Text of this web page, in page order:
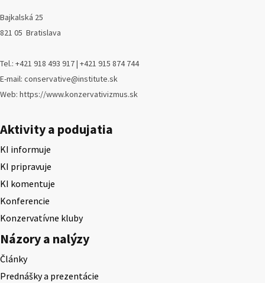
Bajkalská 25
821 05 Bratislava
Tel.: +421 918 493 917 | +421 915 874 744
E-mail: conservative@institute.sk
Web: https://www.konzervativizmus.sk
Aktivity a podujatia
KI informuje
KI pripravuje
KI komentuje
Konferencie
Konzervatívne kluby
Názory a nalýzy
Články
Prednášky a prezentácie